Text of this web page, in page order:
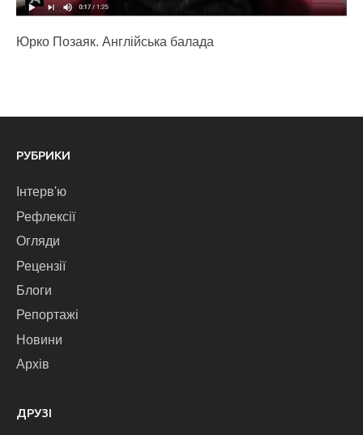
Юрко Позаяк. Англійська балада
РУБРИКИ
Інтерв'ю
Рефлексії
Огляди
Рецензії
Блоги
Репортажі
Новини
Архів
ДРУЗІ